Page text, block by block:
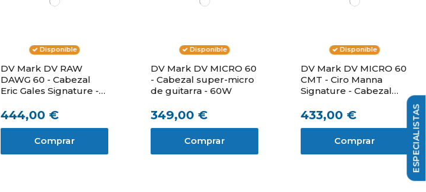
Disponible
DV Mark DV RAW
DAWG 60 - Cabezal
Eric Gales Signature -
444,00 €
Comprar
Disponible
DV Mark DV MICRO 60
- Cabezal super-micro
de guitarra - 60W
349,00 €
Comprar
Disponible
DV Mark DV MICRO 60
CMT - Ciro Manna
Signature - Cabezal
guitarra - 60W
433,00 €
Comprar